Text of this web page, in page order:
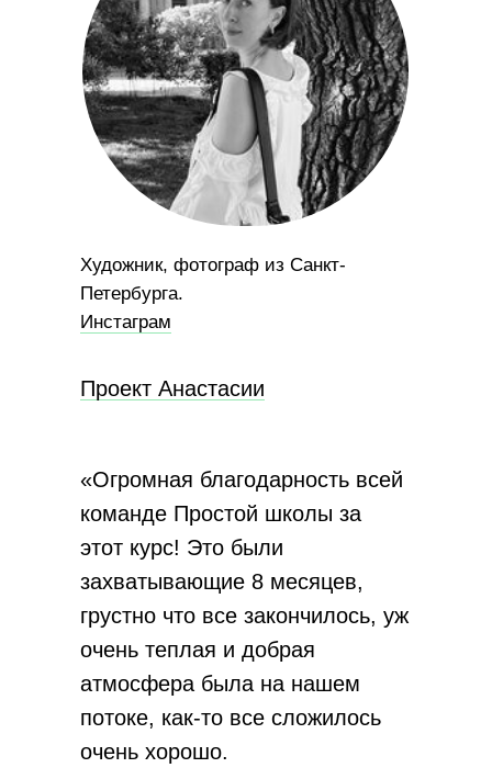
«Огромная благодарность всей
команде Простой школы за
этот курс! Это были
захватывающие 8 месяцев,
грустно что все закончилось, уж
очень теплая и добрая
атмосфера была на нашем
потоке, как-то все сложилось
очень хорошо.
Проект Анастасии
Художник, фотограф из Санкт-
Петербурга.
Инстаграм